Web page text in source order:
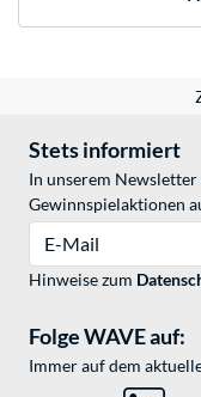
Stets informiert
In unserem
Gewinnspielaktionen
Hinweise zum
Folge WAVE auf:
Immer auf dem